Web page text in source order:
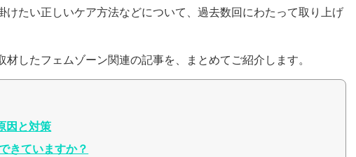
けたい正しいケア方法などについて、過去数回にわたって取り上げ
したフェムゾーン関連の記事を、まとめてご紹介します。
因と対策
きていますか？